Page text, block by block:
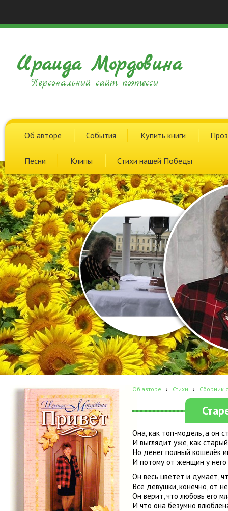
Ираида Мордовина
Персональный сайт поэтессы
Об авторе События Купить книги
Песни Клипы Стихи нашей Победы
Об авторе › Стихи › Сборник
Она, как топ-модель, а он
И выглядит уже, как
Но денег полный кошелёк
И потому от женщин у него
Он весь цветёт и думает,
Все девушки, конечно, от
Он верит, что любовь его
И что она безумно